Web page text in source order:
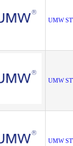
UMW
UMW
UMW